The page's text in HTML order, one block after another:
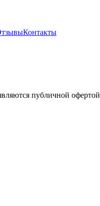
Контакты
публичной офертой